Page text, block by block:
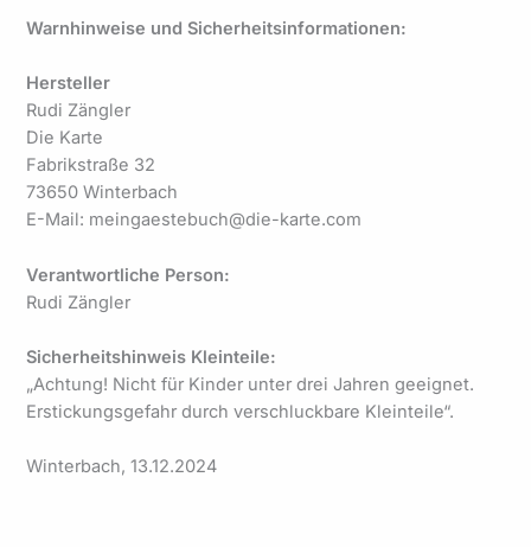
Warnhinweise und Sicherheitsinformationen:
Hersteller
Rudi Zängler
Die Karte
Fabrikstraße 32
73650 Winterbach
E-Mail: meingaestebuch@die-karte.com
Verantwortliche Person:
Rudi Zängler
Sicherheitshinweis Kleinteile:
„Achtung! Nicht für Kinder unter drei Jahren geeignet.
Erstickungsgefahr durch verschluckbare Kleinteile“.
Winterbach, 13.12.2024